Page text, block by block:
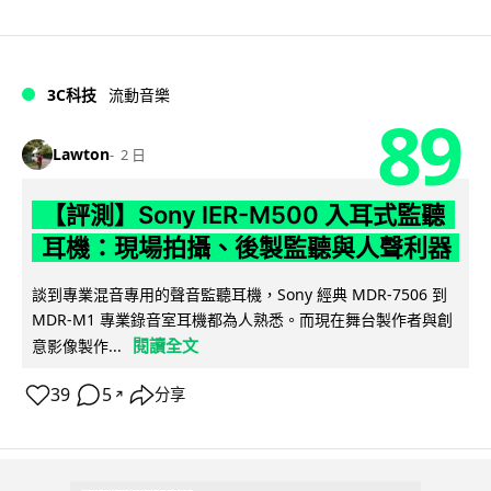
3C科技 流動音樂
Lawton 2 日 89
【評測】Sony IER-M500 入耳式監聽
耳機：現場拍攝、後製監聽與人聲利器
談到專業混音專用的聲音監聽耳機，Sony 經典 MDR-7506 到
MDR-M1 專業錄音室耳機都為人熟悉。而現在舞台製作者與創
意影像製作...
閱讀全文
39 5 ↗ 分享